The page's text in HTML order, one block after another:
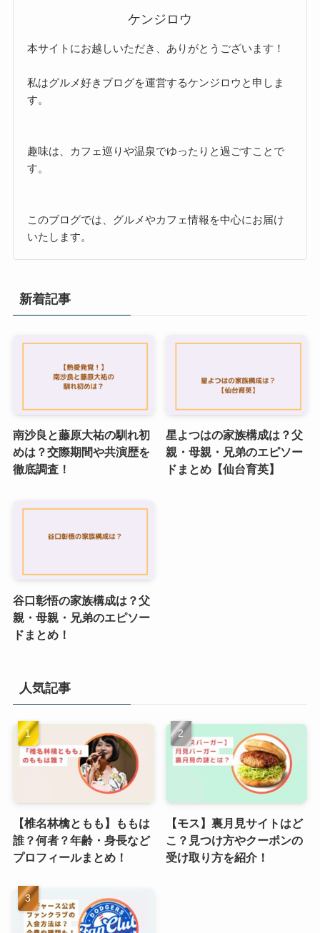
ケンジロウ
本サイトにお越しいただき、ありがとうございます！
私はグルメ好きブログを運営するケンジロウと申しま
す。
趣味は、カフェ巡りや温泉でゆったりと過ごすことで
す。
このブログでは、グルメやカフェ情報を中心にお届け
いたします。
新着記事
南沙良と藤原大祐の馴れ初
めは？交際期間や共演歴を
徹底調査！
星よつはの家族構成は？父
親・母親・兄弟のエピソー
ドまとめ【仙台育英】
谷口彰悟の家族構成は？父
親・母親・兄弟のエピソー
ドまとめ！
人気記事
【椎名林檎ともも】ももは
誰？何者？年齢・身長など
プロフィールまとめ！
【モス】裏月見サイトはど
こ？見つけ方やクーポンの
受け取り方を紹介！